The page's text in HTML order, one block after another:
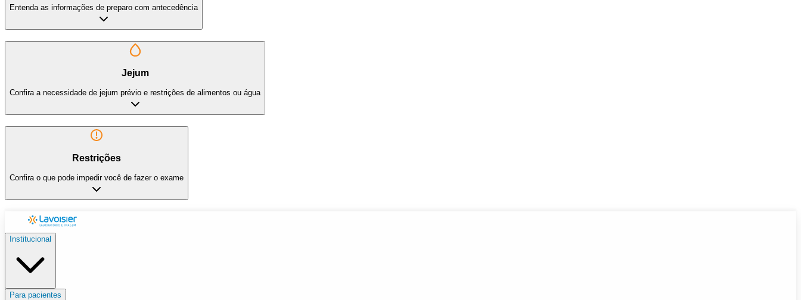
Entenda as informações de preparo com antecedência
Jejum
Confira a necessidade de jejum prévio e restrições de alimentos ou água
Restrições
Confira o que pode impedir você de fazer o exame
Institucional
Para pacientes